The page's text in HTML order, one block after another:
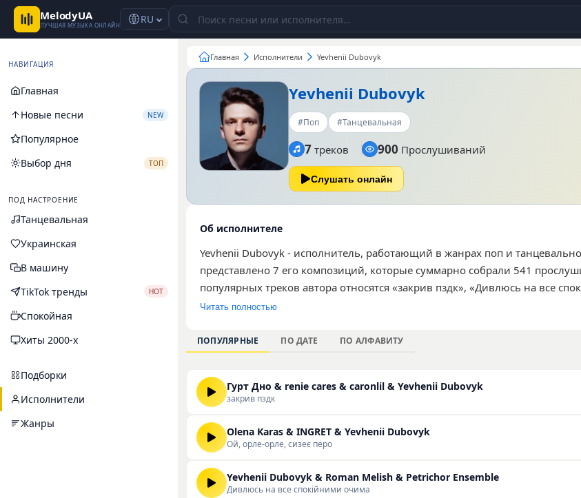
MelodyUA
ЛУЧШАЯ МУЗЫКА ОНЛАЙН RU
НАВИГАЦИЯ
Главная
Новые песни
NEW
Популярное
Выбор дня
ТОП
ПОД НАСТРОЕНИЕ
Танцевальная
Украинская
В машину
TikTok тренды
HOT
Спокойная
Хиты 2000-х
Подборки
Исполнители
Жанры
Главная Исполнители Yevhenii Dubovyk
Yevhenii Dubovyk
#Поп #Танцевальная
7 треков 900 Прослушиваний
Слушать онлайн
Об исполнителе
Yevhenii Dubovyk - исполнитель, работающий в жанрах поп и
представлено 7 его композиций, которые суммарно собрали 541
популярных треков автора относятся «закрив пздк», «Дивлюсь на все
орле, сизеє перо». Его творчество ориентировано на слушателей,
мелодичные структуры с танцевальными аранжировками, создающими
время прослушивания. Ознакомиться с полной дискографией, слушать и
Читать полностью
ПОПУЛЯРНЫЕ ПО ДАТЕ ПО АЛФАВИТУ
Гурт Дно & renie cares & caronlil & Yevhenii Dubovyk
закрив пздк
Olena Karas & INGRET & Yevhenii Dubovyk
Ой, орле-орле, сизеє перо
Yevhenii Dubovyk & Roman Melish & Petrichor Ensemble
Дивлюсь на все спокійними очима